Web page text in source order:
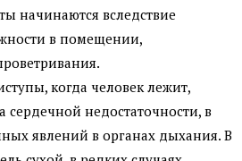
начинаются вследствие
в помещении,
когда человек лежит,
сердечной недостаточности, в
явлений в органах дыхания. В